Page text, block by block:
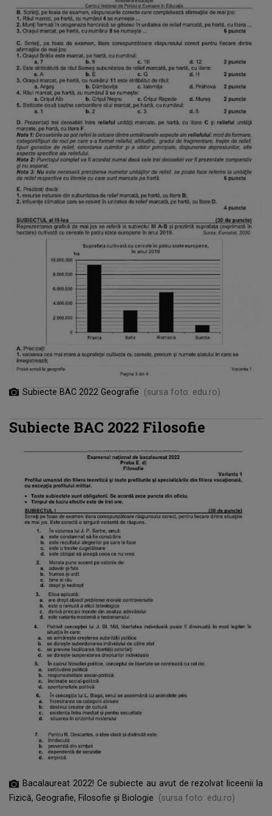
Subiecte BAC 2022 Geografie (sursa foto: edu.ro)
Subiecte BAC 2022 Filosofie
Bacalaureat 2022! Ce subiecte au avut de rezolvat liceenii la
Fizică, Geografie, Filosofie și Biologie
(sursa foto: edu.ro)